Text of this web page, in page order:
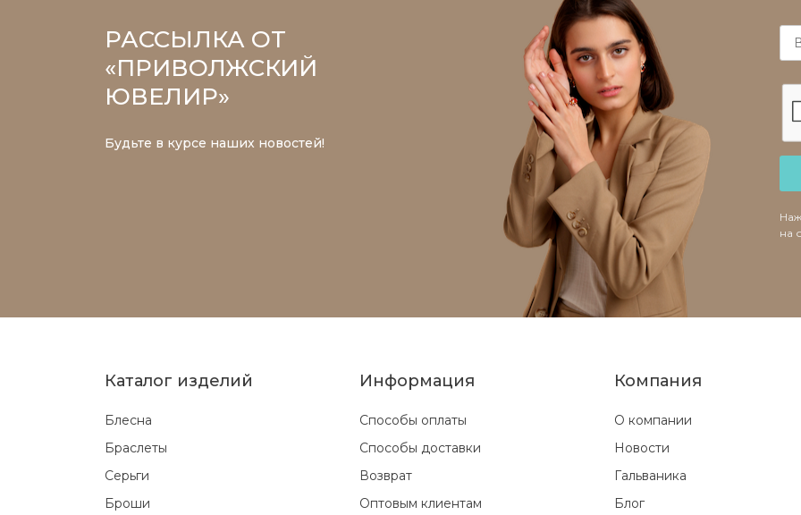
РАССЫЛКА ОТ
«ПРИВОЛЖСКИЙ
ЮВЕЛИР»
Будьте в курсе наших новостей!
на
Каталог изделий
Блесна
Браслеты
Серьги
Броши
Информация
Способы оплаты
Способы доставки
Возврат
Оптовым клиентам
Компания
О компании
Новости
Гальваника
Блог